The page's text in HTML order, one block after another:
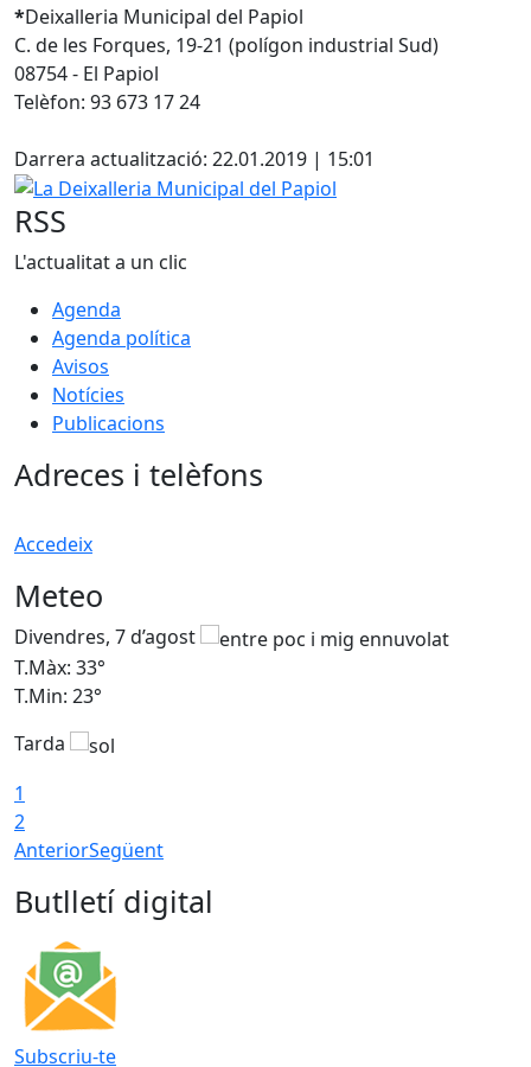
*Deixalleria Municipal del Papiol
C. de les Forques, 19-21 (polígon industrial Sud)
08754 - El Papiol
Telèfon: 93 673 17 24
Darrera actualització: 22.01.2019 | 15:01
La Deixalleria Municipal del Papiol
RSS
L'actualitat a un clic
Agenda
Agenda política
Avisos
Notícies
Publicacions
Adreces i telèfons
Accedeix
Meteo
Divendres, 7 d’agost
T.Màx: 33°
T.Min: 23°
Tarda
1
2
AnteriorSegüent
Butlletí digital
Subscriu-te